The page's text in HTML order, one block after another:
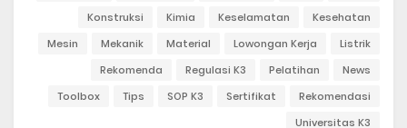
Kesehatan
Keselamatan
Kimia
Konstruksi
Listrik
Lowongan Kerja
Material
Mekanik
Mesin
News
Pelatihan
Regulasi K3
Rekomenda
Rekomendasi
Sertifikat
SOP K3
Tips
Toolbox
Universitas K3